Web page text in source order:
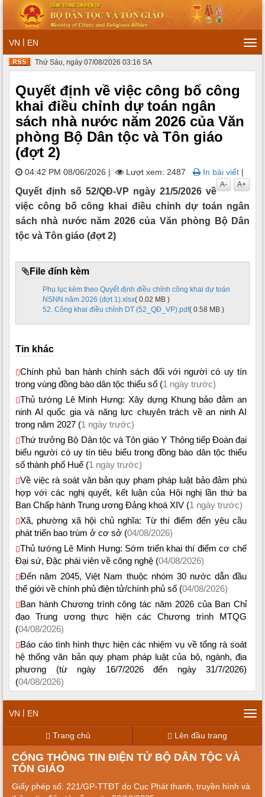
VN | EN
Thứ Sáu, ngày 07/08/2026 03:16 SA
Quyết định về việc công bố công
khai điều chỉnh dự toán ngân
sách nhà nước năm 2026 của Văn
phòng Bộ Dân tộc và Tôn giáo
(đợt 2)
04:42 PM 08/06/2026 | Lượt xem: 2487 In bài viết |
A+
A-
Quyết định số 52/QĐ-VP ngày 21/5/2026 về
việc công bố công khai điều chỉnh dự toán ngân
sách nhà nước năm 2026 của Văn phòng Bộ Dân
tộc và Tôn giáo (đợt 2)
File đính kèm
Phụ lục kèm theo Quyết định điều chỉnh công khai dự toán
NSNN năm 2026 (đợt 1).xlsx( 0.02 MB )
52. Công khai điều chỉnh DT (52_QĐ_VP).pdf( 0.58 MB )
Tin khác
Chính phủ ban hành chính sách đối với người có uy tín
trong vùng đồng bào dân tộc thiểu số (1 ngày trước)
Thủ tướng Lê Minh Hưng: Xây dựng Khung bảo đảm an
ninh AI quốc gia và năng lực chuyên trách về an ninh AI
trong năm 2027 (1 ngày trước)
Thứ trưởng Bộ Dân tộc và Tôn giáo Y Thông tiếp Đoàn đại
biểu người có uy tín tiêu biểu trong đồng bào dân tộc thiểu
số thành phố Huế (1 ngày trước)
Về việc rà soát văn bản quy phạm pháp luật bảo đảm phù
hợp với các nghị quyết, kết luận của Hội nghị lần thứ ba
Ban Chấp hành Trung ương Đảng khoá XIV (1 ngày trước)
Xã, phường xã hội chủ nghĩa: Từ thí điểm đến yêu cầu
phát triển bao trùm ở cơ sở (04/08/2026)
Thủ tướng Lê Minh Hưng: Sớm triển khai thí điểm cơ chế
Đại sứ, Đặc phái viên về công nghệ (04/08/2026)
Đến năm 2045, Việt Nam thuộc nhóm 30 nước dẫn đầu
thế giới về chính phủ điện tử/chính phủ số (04/08/2026)
Ban hành Chương trình công tác năm 2026 của Ban Chỉ
đạo Trung ương thực hiện các Chương trình MTQG
(04/08/2026)
Báo cáo tình hình thực hiện các nhiệm vụ về tổng rà soát
hệ thống văn bản quy phạm pháp luật của bộ, ngành, địa
phương (từ ngày 16/7/2026 đến ngày 31/7/2026)
(04/08/2026)
VN | EN
Trang chủ
Lên đầu trang
CỔNG THÔNG TIN ĐIỆN TỬ BỘ DÂN TỘC VÀ
TÔN GIÁO
Giấy phép số: 221/GP-TTĐT do Cục Phát thanh, truyền hình và